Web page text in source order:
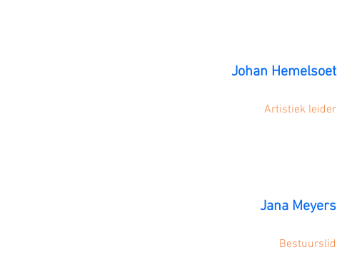
Johan Hemelsoet
Artistiek leider
Jana Meyers
Bestuurslid